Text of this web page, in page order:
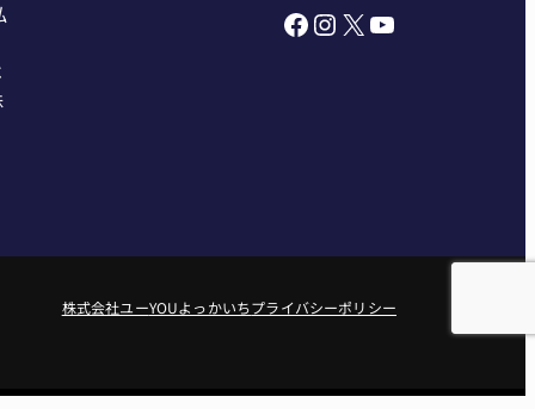
Facebook InstagramX YouTube
株式会社ユーYOUよっかいちプライバシーポリシー